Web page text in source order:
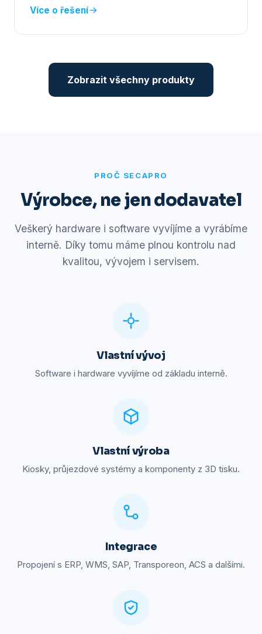
Více o řešení
Zobrazit všechny produkty
PROČ SECAPRO
Výrobce, ne jen dodavatel
Veškerý hardware i software vyvíjíme a vyrábíme
interně. Díky tomu máme plnou kontrolu nad
kvalitou, vývojem i servisem.
Vlastní vývoj
Software i hardware vyvíjíme od základu interně.
Vlastní výroba
Kiosky, průjezdové systémy a komponenty z 3D tisku.
Integrace
Propojení s ERP, WMS, SAP, Transporeon, ACS a dalšími.